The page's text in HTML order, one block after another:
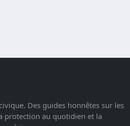
Des guides honnêtes sur les
protection au quotidien et la